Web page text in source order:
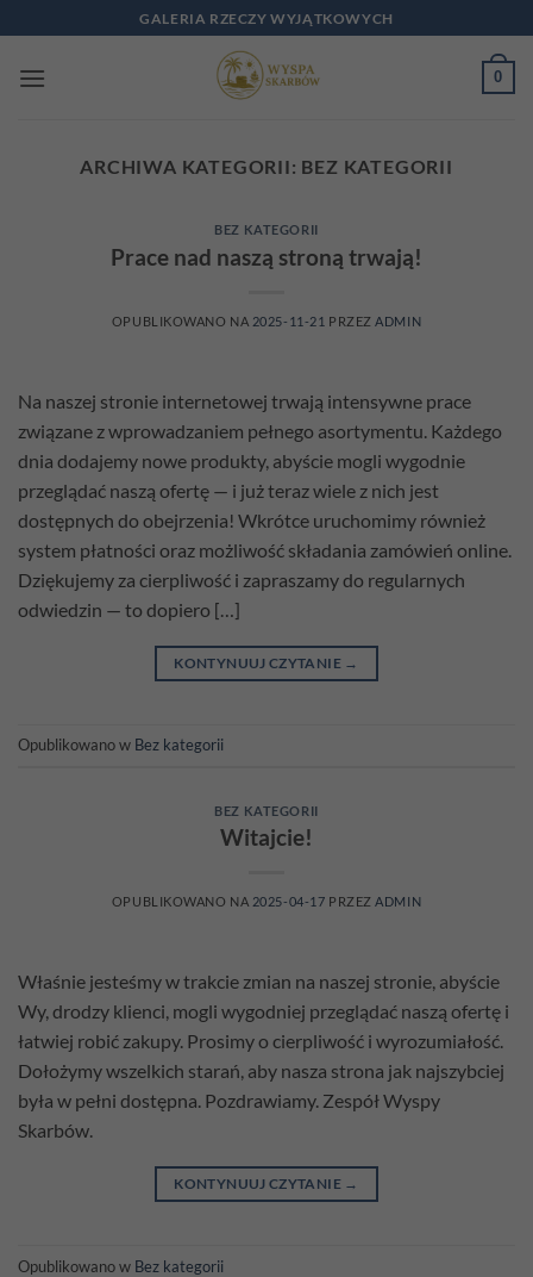
do
zawartości
GALERIA RZECZY WYJĄTKOWYCH
0
ARCHIWA KATEGORII: BEZ KATEGORII
BEZ KATEGORII
Prace nad naszą stroną trwają!
OPUBLIKOWANO NA 2025-11-21 PRZEZ ADMIN
Na naszej stronie internetowej trwają intensywne prace
związane z wprowadzaniem pełnego asortymentu. Każdego
dnia dodajemy nowe produkty, abyście mogli wygodnie
przeglądać naszą ofertę — i już teraz wiele z nich jest
dostępnych do obejrzenia! Wkrótce uruchomimy również
system płatności oraz możliwość składania zamówień online.
Dziękujemy za cierpliwość i zapraszamy do regularnych
odwiedzin — to dopiero […]
KONTYNUUJ CZYTANIE →
Opublikowano w Bez kategorii
BEZ KATEGORII
Witajcie!
OPUBLIKOWANO NA 2025-04-17 PRZEZADMIN
Właśnie jesteśmy w trakcie zmian na naszej stronie, abyście
Wy, drodzy klienci, mogli wygodniej przeglądać naszą ofertę i
łatwiej robić zakupy. Prosimy o cierpliwość i wyrozumiałość.
Dołożymy wszelkich starań, aby nasza strona jak najszybciej
była w pełni dostępna. Pozdrawiamy. Zespół Wyspy
Skarbów.
KONTYNUUJ CZYTANIE →
Opublikowano w Bez kategorii